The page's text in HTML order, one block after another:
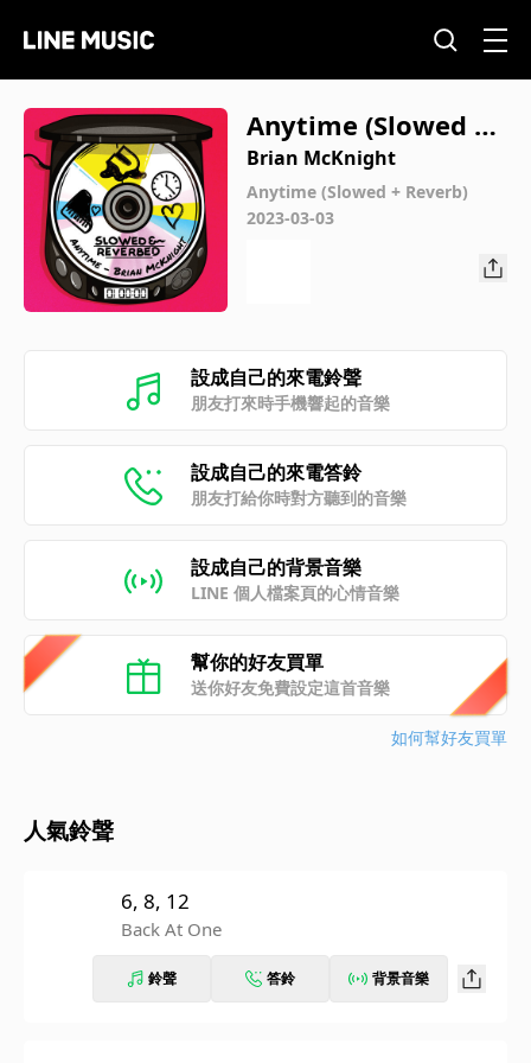
Anytime (Slowed +
Reverb)
Brian McKnight
Anytime (Slowed + Reverb)
2023-03-03
設成自己的來電鈴聲
朋友打來時手機響起的音樂
設成自己的來電答鈴
朋友打給你時對方聽到的音樂
設成自己的背景音樂
LINE 個人檔案頁的心情音樂
幫你的好友買單
送你好友免費設定這首音樂
如何幫好友買單
人氣鈴聲
6, 8, 12
Back At One
鈴聲 答鈴 背景音樂